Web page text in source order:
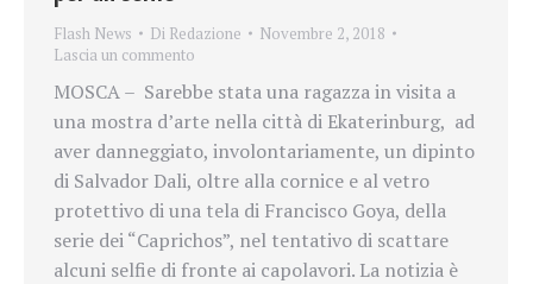
Flash News Di Redazione
Novembre 2, 2018
Lascia un commento
MOSCA – Sarebbe stata una ragazza in visita a
una mostra d’arte nella città di Ekaterinburg, ad
aver danneggiato, involontariamente, un dipinto
di Salvador Dali, oltre alla cornice e al vetro
protettivo di una tela di Francisco Goya, della
serie dei “Caprichos”, nel tentativo di scattare
alcuni selfie di fronte ai capolavori. La notizia è